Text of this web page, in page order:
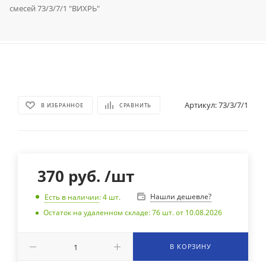
смесей 73/3/7/1 "ВИХРЬ"
В ИЗБРАННОЕ СРАВНИТЬ Артикул:73/3/7/1
370 руб. /шт
Есть в наличии: 4 шт.
Нашли дешевле?
Остаток на удаленном складе: 76 шт. от 10.08.2026
В КОРЗИНУ